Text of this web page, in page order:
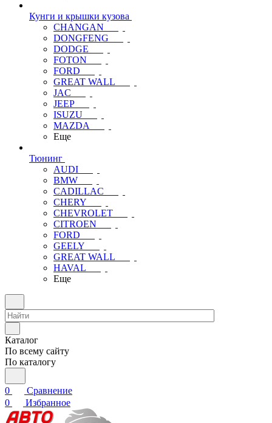
Кунги и крышки кузова
CHANGAN
DONGFENG
DODGE
FOTON
FORD
GREAT WALL
JAC
JEEP
ISUZU
MAZDA
Еще
Тюнинг
AUDI
BMW
CADILLAC
CHERY
CHEVROLET
CITROEN
FORD
GEELY
GREAT WALL
HAVAL
Еще
Каталог
По всему сайту
По каталогу
0
Сравнение
0
Избранное